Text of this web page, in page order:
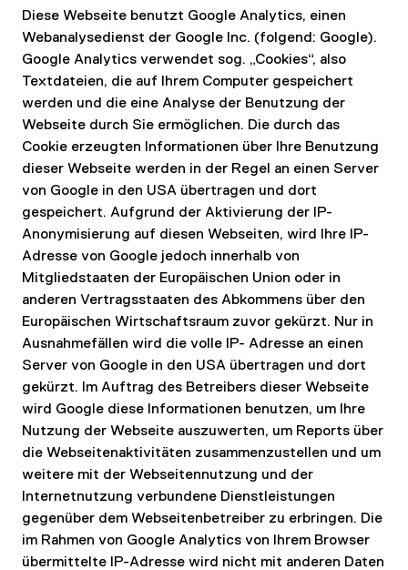
Diese Webseite benutzt Google Analytics, einen
Webanalysedienst der Google Inc. (folgend: Google).
Google Analytics verwendet sog. „Cookies“, also
Textdateien, die auf Ihrem Computer gespeichert
werden und die eine Analyse der Benutzung der
Webseite durch Sie ermöglichen. Die durch das
Cookie erzeugten Informationen über Ihre Benutzung
dieser Webseite werden in der Regel an einen Server
von Google in den USA übertragen und dort
gespeichert. Aufgrund der Aktivierung der IP-
Anonymisierung auf diesen Webseiten, wird Ihre IP-
Adresse von Google jedoch innerhalb von
Mitgliedstaaten der Europäischen Union oder in
anderen Vertragsstaaten des Abkommens über den
Europäischen Wirtschaftsraum zuvor gekürzt. Nur in
Ausnahmefällen wird die volle IP- Adresse an einen
Server von Google in den USA übertragen und dort
gekürzt. Im Auftrag des Betreibers dieser Webseite
wird Google diese Informationen benutzen, um Ihre
Nutzung der Webseite auszuwerten, um Reports über
die Webseitenaktivitäten zusammenzustellen und um
weitere mit der Webseitennutzung und der
Internetnutzung verbundene Dienstleistungen
gegenüber dem Webseitenbetreiber zu erbringen. Die
im Rahmen von Google Analytics von Ihrem Browser
übermittelte IP-Adresse wird nicht mit anderen Daten